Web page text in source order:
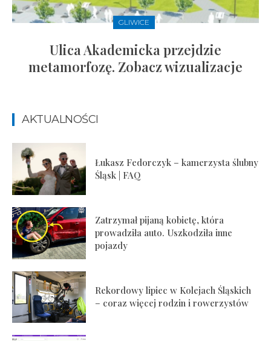
GLIWICE
Ulica Akademicka przejdzie
metamorfozę. Zobacz wizualizacje
AKTUALNOŚCI
Łukasz Fedorczyk – kamerzysta ślubny
Śląsk | FAQ
Zatrzymał pijaną kobietę, która
prowadziła auto. Uszkodziła inne
pojazdy
Rekordowy lipiec w Kolejach Śląskich
– coraz więcej rodzin i rowerzystów